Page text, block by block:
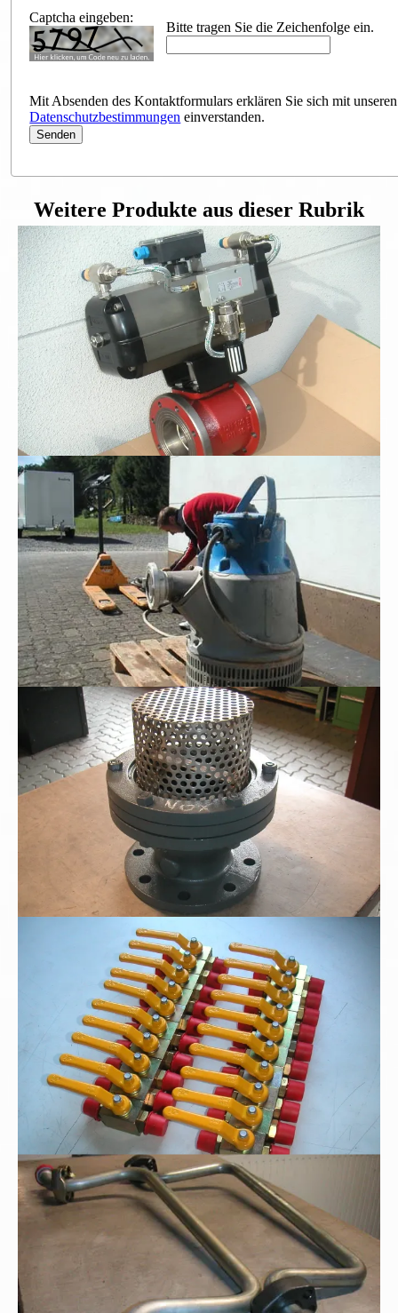
Captcha eingeben:
Bitte tragen Sie die Zeichenfolge ein.
Mit Absenden des Kontaktformulars erklären Sie sich mit unseren
Datenschutzbestimmungen einverstanden.
Weitere Produkte aus dieser Rubrik
Flanschkugelhahn DN100
Schmutzwasser-Tauchpumpe
Schwerer Industriesaugkorb
Hochdruck-Blockkugelhähne
Rohrbogenfertigung